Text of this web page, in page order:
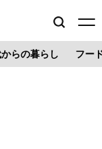
らの暮らし フー